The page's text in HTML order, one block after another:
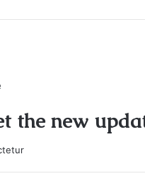
the new